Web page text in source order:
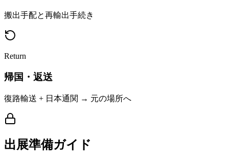
搬出手配と再輸出手続き
Return
帰国・返送
復路輸送 + 日本通関 → 元の場所へ
出展準備ガイド